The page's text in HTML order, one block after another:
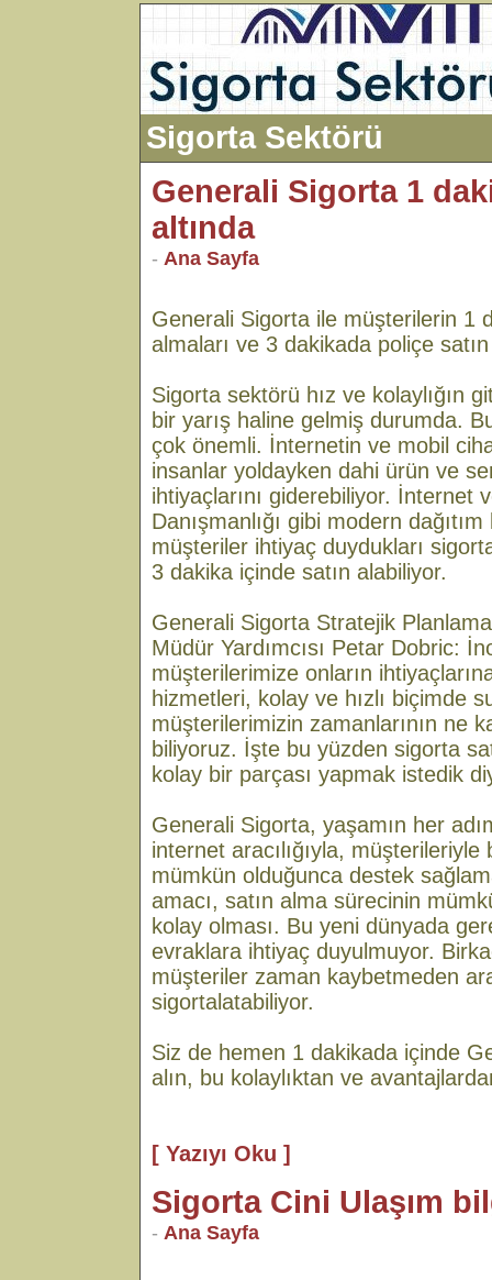
Sigorta Sektörü
Generali Sigorta 1
altında
- Ana Sayfa
Generali Sigorta ile müşterilerin 1
almaları ve 3 dakikada poliçe
Sigorta sektörü hız ve kolaylığın
bir yarış haline gelmiş durumda.
çok önemli. İnternetin ve mobil
insanlar yoldayken dahi ürün ve
ihtiyaçlarını giderebiliyor. İnternet
Danışmanlığı gibi modern
müşteriler ihtiyaç duydukları
3 dakika içinde satın alabiliyor.
Generali Sigorta Stratejik
Müdür Yardımcısı Petar Dobric:
müşterilerimize onların
hizmetleri, kolay ve hızlı biçimde
müşterilerimizin zamanlarının ne
biliyoruz. İşte bu yüzden sigorta
kolay bir parçası yapmak istedik
Generali Sigorta, yaşamın her
internet aracılığıyla,
mümkün olduğunca destek
amacı, satın alma sürecinin
kolay olması. Bu yeni dünyada
evraklara ihtiyaç duyulmuyor.
müşteriler zaman kaybetmeden
sigortalatabiliyor.
Siz de hemen 1 dakikada içinde
alın, bu kolaylıktan ve
[ Yazıyı Oku ]
Sigorta Cini Ulaşım
- Ana Sayfa